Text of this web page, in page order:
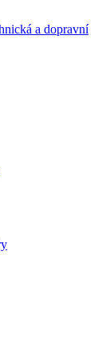
a dopravní